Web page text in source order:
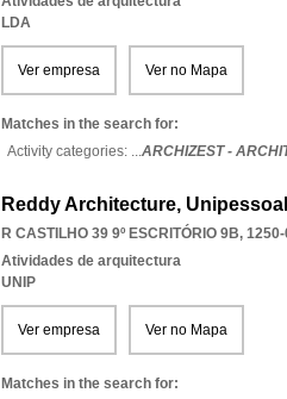
LDA
Ver empresa Ver no Mapa
Matches in the search for:
Activity categories: ...ARCHIZEST -
Reddy Architecture,
R CASTILHO 39 9º ESCRITÓRIO 9B,
Atividades de arquitectura
UNIP
Ver empresa Ver no Mapa
Matches in the search for: